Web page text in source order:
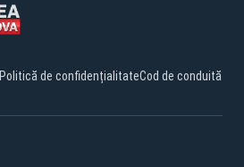
Politică de confidențialitateCod de conduită